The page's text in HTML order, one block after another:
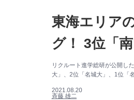
東海エリア
グ！ 3位「
リクルート進学総研が公開し
大」、2位「名城大」、1位「
2021.08.20
斉藤 雄二